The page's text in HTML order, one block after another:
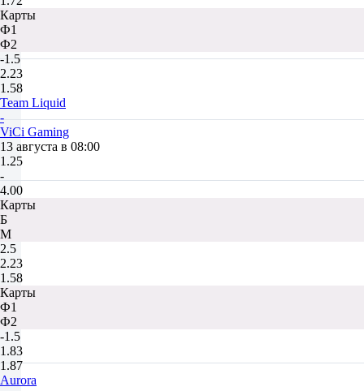
Карты
Ф1
Ф2
-1.5
2.23
1.58
Team Liquid
-
ViCi Gaming
13 августа в 08:00
1.25
-
4.00
Карты
Б
М
2.5
2.23
1.58
Карты
Ф1
Ф2
-1.5
1.83
1.87
Aurora